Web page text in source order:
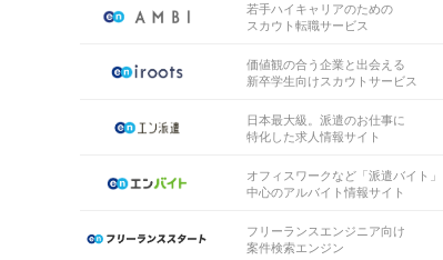
若手ハイキャリアのための
スカウト転職サービス
価値観の合う企業と出会える
新卒学生向けスカウトサービス
日本最大級。派遣のお仕事に
特化した求人情報サイト
オフィスワークなど「派遣バイト」
中心のアルバイト情報サイト
フリーランスエンジニア向け
案件検索エンジン